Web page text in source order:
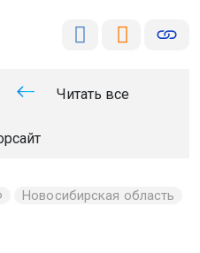
Читать все
Новосибирская область